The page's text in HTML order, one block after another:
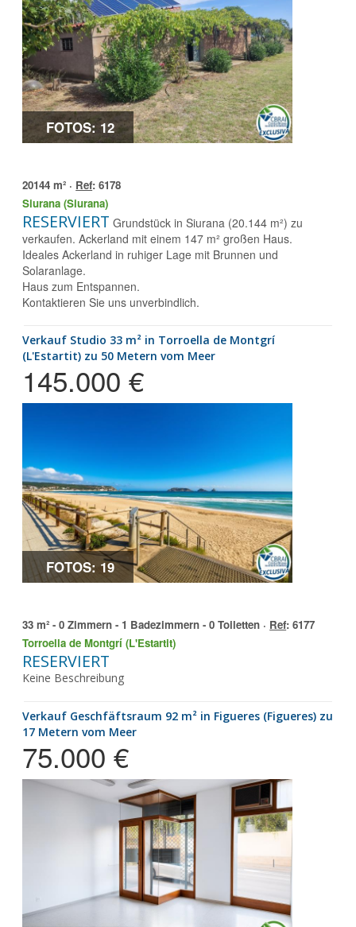
FOTOS: 12
20144 m² · Ref: 6178
Siurana (Siurana)
RESERVIERT Grundstück in Siurana (20.144 m²) zu
verkaufen. Ackerland mit einem 147 m² großen Haus.
Ideales Ackerland in ruhiger Lage mit Brunnen und
Solaranlage.
Haus zum Entspannen.
Kontaktieren Sie uns unverbindlich.
Verkauf Studio 33 m² in Torroella de Montgrí
(L'Estartit) zu 50 Metern vom Meer
145.000 €
FOTOS: 19
33 m² - 0 Zimmern - 1 Badezimmern - 0 Toiletten · Ref: 6177
Torroella de Montgrí (L'Estartit)
RESERVIERT
Keine Beschreibung
Verkauf Geschfäftsraum 92 m² in Figueres (Figueres) zu
17 Metern vom Meer
75.000 €